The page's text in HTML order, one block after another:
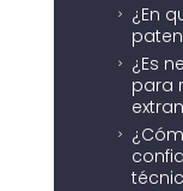
5
¿En
5
¿Es
para
5